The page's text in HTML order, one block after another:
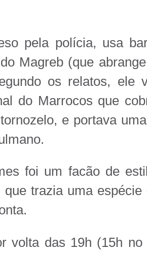
pela polícia, usa
Magreb (que
os relatos, ele
do Marrocos que
e portava
foi um facão de
trazia uma espécie
volta das 19h (15h no